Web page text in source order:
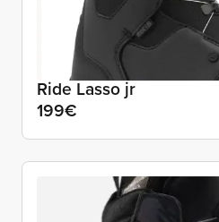
Ride Lasso jr
199€